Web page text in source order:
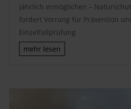
jährlich ermöglichen –
fordert Vorrang für Prävention
Einzelfallprüfung
mehr lesen